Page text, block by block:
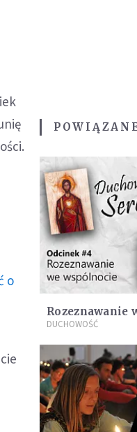
o
Rozeznawanie
DUCHOWOŚĆ